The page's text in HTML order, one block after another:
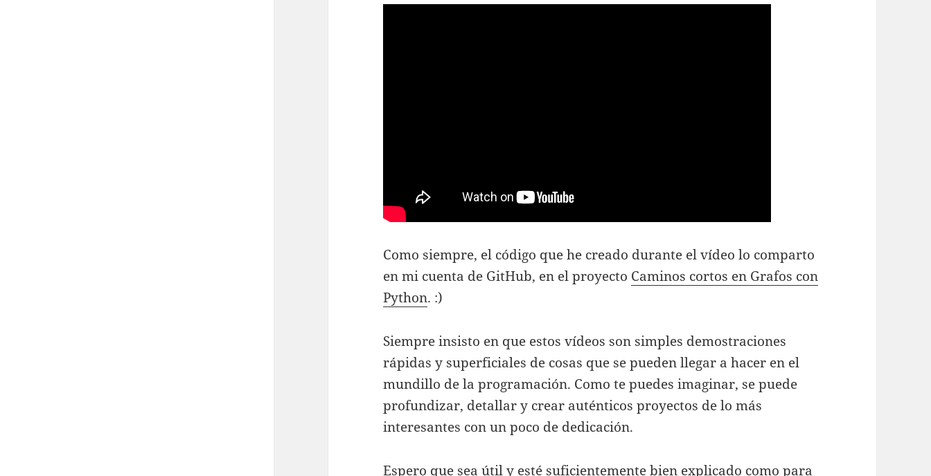
Como siempre, el código que he creado durante el vídeo lo comparto
en mi cuenta de GitHub, en el proyecto Caminos cortos en Grafos con
Python. :)
Siempre insisto en que estos vídeos son simples demostraciones
rápidas y superficiales de cosas que se pueden llegar a hacer en el
mundillo de la programación. Como te puedes imaginar, se puede
profundizar, detallar y crear auténticos proyectos de lo más
interesantes con un poco de dedicación.
Espero que sea útil y esté suficientemente bien explicado como para